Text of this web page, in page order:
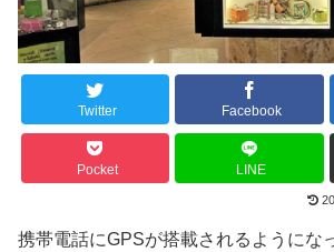
Twitter Facebook
Pocket LINE
携帯電話にGPSが搭載されるようにな